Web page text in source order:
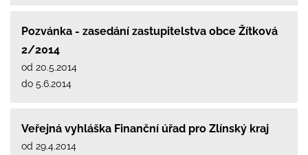
Pozvánka - zasedání zastupitelstva obce Žítková
2/2014
od 20.5.2014
do 5.6.2014
Veřejná vyhláška Finanční úřad pro Zlínský kraj
od 29.4.2014